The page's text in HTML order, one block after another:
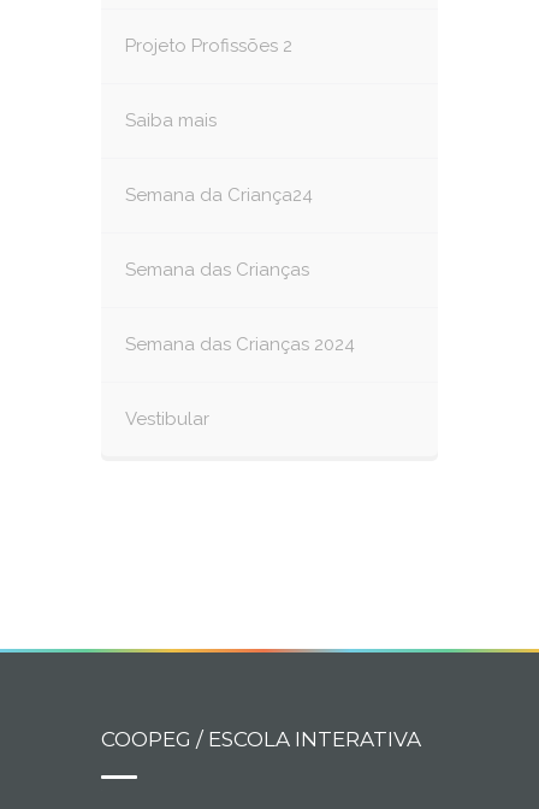
Projeto Profissões 2
Saiba mais
Semana da Criança24
Semana das Crianças
Semana das Crianças 2024
Vestibular
COOPEG / ESCOLA INTERATIVA